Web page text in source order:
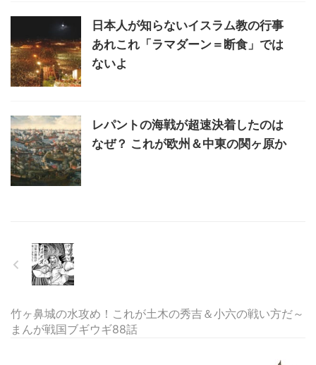
日本人が知らないイスラム教の行事
あれこれ「ラマダーン＝断食」では
ないよ
レパントの海戦が超速決着したのは
なぜ？ これが欧州＆中東の関ヶ原か
竹ヶ鼻城の水攻め！これが土木の秀吉＆小六の戦い方だ～
まんが戦国ブギウギ88話